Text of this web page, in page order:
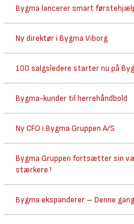
Bygma lancerer smart
Ny direktør i Bygma Viborg
100 salgsledere starter nu på
Bygma-kunder til herrehåndbold
Ny CFO i Bygma Gruppen A/S
Bygma Gruppen fortsætter sin
stærkere !
Bygma ekspanderer – Denne